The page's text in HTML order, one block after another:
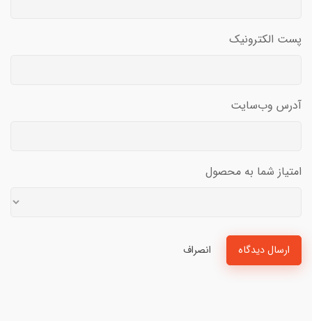
پست الکترونیک
آدرس وب‌سایت
امتیاز شما به محصول
ارسال دیدگاه انصراف